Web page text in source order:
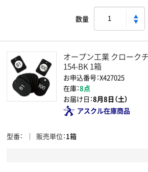
数量
オープン工業 クローク
154-BK 1箱
お申込番号：X427025
在庫：8点
お届け日：8月8日（土）
アスクル在庫商品
型番 販売単位 1箱